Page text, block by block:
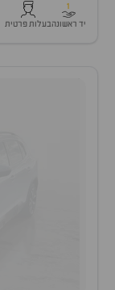
1
יד ראשונהבעלות פרטית